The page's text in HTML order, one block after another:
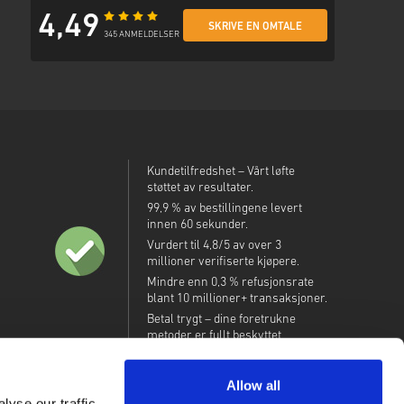
Allow all
4,49 345 ANMELDELSER
SKRIVE EN OMTALE
Kundetilfredshet – Vårt løfte
støttet av resultater.
99,9 % av bestillingene levert
innen 60 sekunder.
Vurdert til 4,8/5 av over 3
millioner verifiserte kjøpere.
Mindre enn 0,3 % refusjonsrate
blant 10 millioner+ transaksjoner.
Betal trygt – dine foretrukne
metoder er fullt beskyttet.